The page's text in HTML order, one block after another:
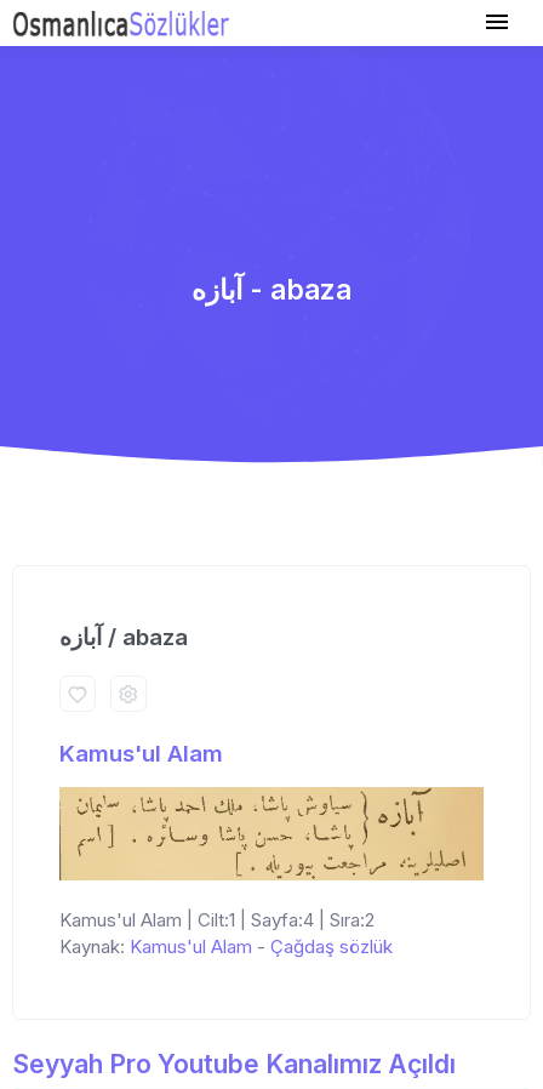
آبازه - abaza
آبازه / abaza
Kamus'ul Alam
Kamus'ul Alam | Cilt:1 | Sayfa:4 | Sıra:2
Kaynak: Kamus'ul Alam - Çağdaş sözlük
Seyyah Pro Youtube Kanalımız Açıldı